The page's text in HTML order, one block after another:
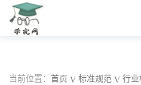
当前位置： 首页 标准规范 行业